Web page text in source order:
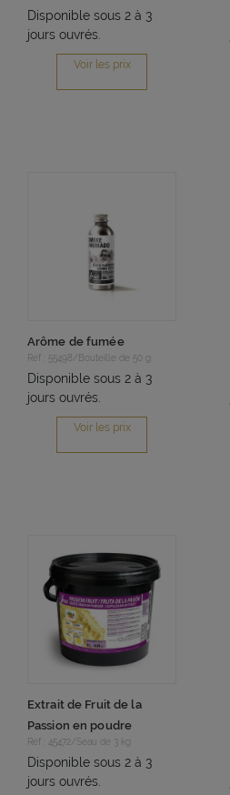
Disponible sous 2 à 3
jours ouvrés.
Voir les prix
Arôme de fumée
Réf : 55498/Bouteille de 50 g
Disponible sous 2 à 3
jours ouvrés.
Voir les prix
Extrait de Fruit de la
Passion en poudre
Réf : 45472/Seau de 3 kg
Disponible sous 2 à 3
jours ouvrés.